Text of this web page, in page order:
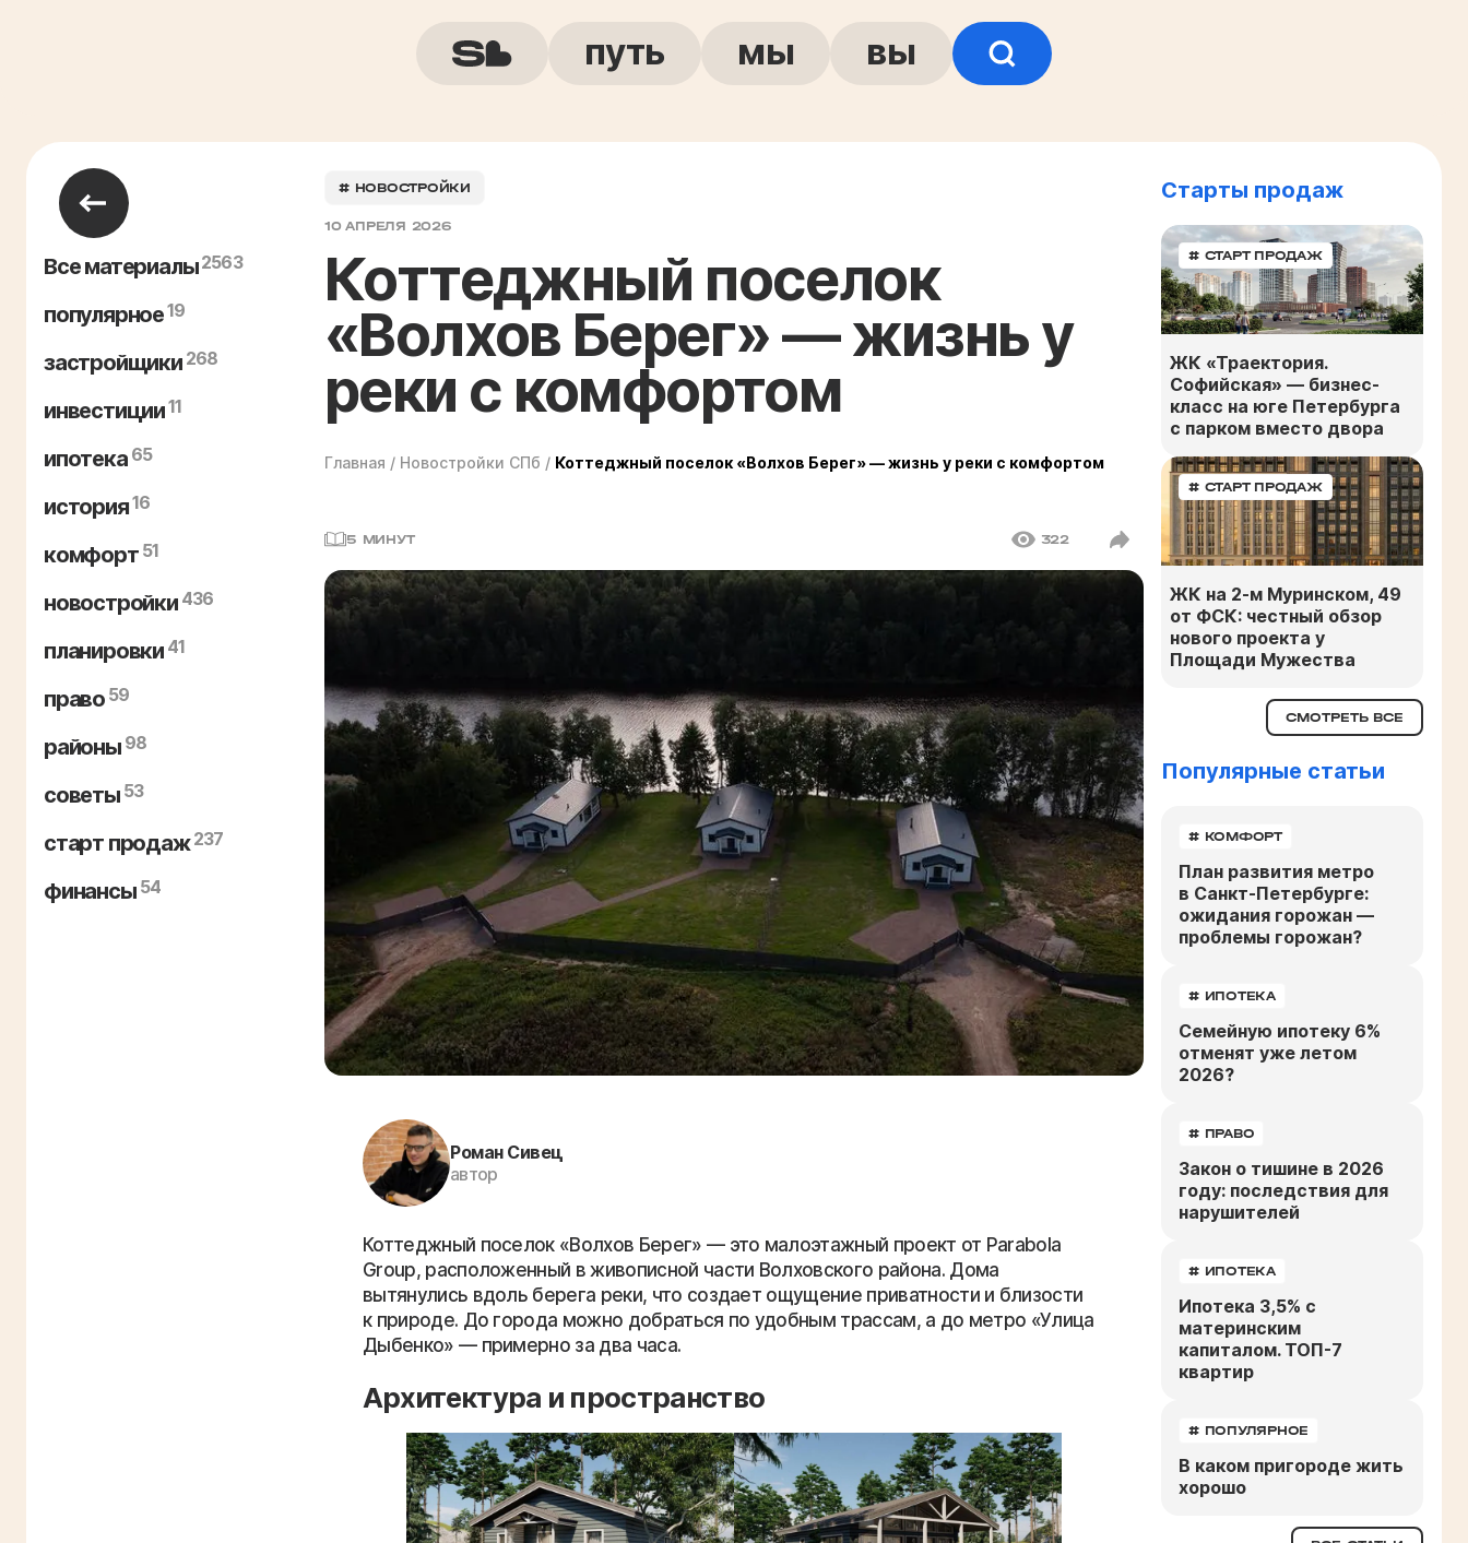
путь мы вы
Все материалы2563
популярное19
застройщики 268
инвестиции11
ипотека 65
история16
комфорт 51
новостройки 436
планировки 41
право 59
районы 98
советы 53
старт продаж 237
финансы 54
# НОВОСТРОЙКИ
10 АПРЕЛЯ 2026
Коттеджный поселок
«Волхов Берег» — жизнь у
реки с комфортом
Главная / Новостройки СПб / Коттеджный поселок «Волхов Берег» — жизнь у реки с комфортом
5 МИНУТ 322
Роман Сивец
автор
Коттеджный поселок «Волхов Берег» — это малоэтажный проект от Parabola
Group, расположенный в живописной части Волховского района. Дома
вытянулись вдоль берега реки, что создает ощущение приватности и близости
к природе. До города можно добраться по удобным трассам, а до метро «Улица
Дыбенко» — примерно за два часа.
Архитектура и пространство
Старты продаж
# СТАРТ ПРОДАЖ
ЖК «Траектория.
Софийская» — бизнес-
класс на юге Петербурга
с парком вместо двора
# СТАРТ ПРОДАЖ
ЖК на 2-м Муринском, 49
от ФСК: честный обзор
нового проекта у
Площади Мужества
СМОТРЕТЬ ВСЕ
Популярные статьи
# КОМФОРТ
План развития метро
в Санкт-Петербурге:
ожидания горожан —
проблемы горожан?
# ИПОТЕКА
Семейную ипотеку 6%
отменят уже летом
2026?
# ПРАВО
Закон о тишине в 2026
году: последствия для
нарушителей
# ИПОТЕКА
Ипотека 3,5% с
материнским
капиталом. ТОП-7
квартир
# ПОПУЛЯРНОЕ
В каком пригороде жить
хорошо